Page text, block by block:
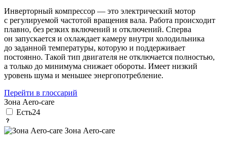
Инверторный компрессор — это электрический мотор
с регулируемой частотой вращения вала. Работа происходит
плавно, без резких включений и отключений. Сперва
он запускается и охлаждает камеру внутри холодильника
до заданной температуры, которую и поддерживает
постоянно. Такой тип двигателя не отключается полностью,
а только до минимума снижает обороты. Имеет низкий
уровень шума и меньшее энергопотребление.
Перейти в глоссарий
Зона Aero-care
Есть24
Зона Aero-care